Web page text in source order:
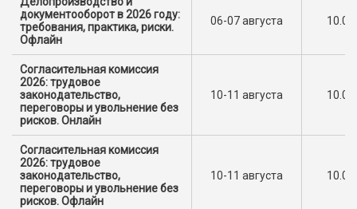
документооборот в 2026 году:
требования, практика, риски.
Офлайн
06-07 августа
Согласительная комиссия
2026: трудовое
законодательство,
переговоры и увольнение без
рисков. Онлайн
10-11 августа
Согласительная комиссия
2026: трудовое
законодательство,
переговоры и увольнение без
рисков. Офлайн
10-11 августа